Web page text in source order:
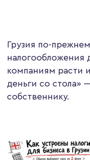
Грузия по-
налогообложения
компаниям расти
деньги со стола»
собственнику.